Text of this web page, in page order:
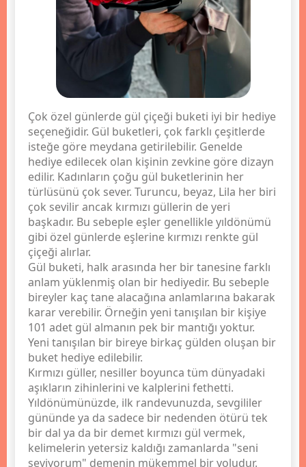
Çok özel günlerde gül çiçeği buketi iyi bir hediye
seçeneğidir. Gül buketleri, çok farklı çeşitlerde
isteğe göre meydana getirilebilir. Genelde
hediye edilecek olan kişinin zevkine göre dizayn
edilir. Kadınların çoğu gül buketlerinin her
türlüsünü çok sever. Turuncu, beyaz, Lila her biri
çok sevilir ancak kırmızı güllerin de yeri
başkadır. Bu sebeple eşler genellikle yıldönümü
gibi özel günlerde eşlerine kırmızı renkte gül
çiçeği alırlar.
Gül buketi, halk arasında her bir tanesine farklı
anlam yüklenmiş olan bir hediyedir. Bu sebeple
bireyler kaç tane alacağına anlamlarına bakarak
karar verebilir. Örneğin yeni tanışılan bir kişiye
101 adet gül almanın pek bir mantığı yoktur.
Yeni tanışılan bir bireye birkaç gülden oluşan bir
buket hediye edilebilir.
Kırmızı güller, nesiller boyunca tüm dünyadaki
aşıkların zihinlerini ve kalplerini fethetti.
Yıldönümünüzde, ilk randevunuzda, sevgililer
gününde ya da sadece bir nedenden ötürü tek
bir dal ya da bir demet kırmızı gül vermek,
kelimelerin yetersiz kaldığı zamanlarda "seni
seviyorum" demenin mükemmel bir yoludur.